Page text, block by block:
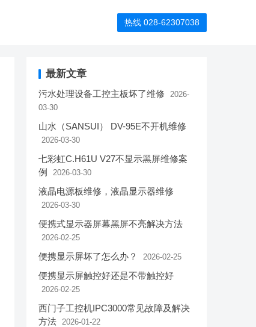
热线 028-62307038
最新文章
污水处理设备工控主板坏了维修
2026-
03-30
山水（SANSUI） DV-95E不开机维修
2026-03-30
七彩虹C.H61U V27不显示黑屏维修案
例
2026-03-30
液晶电源板维修，液晶显示器维修
2026-03-30
便携式显示器屏幕黑屏不亮解决方法
2026-02-25
便携显示屏坏了怎么办？ 2026-02-25
便携显示屏触控好还是不带触控好
2026-02-25
西门子工控机IPC3000常见故障及解决
方法 2026-01-22